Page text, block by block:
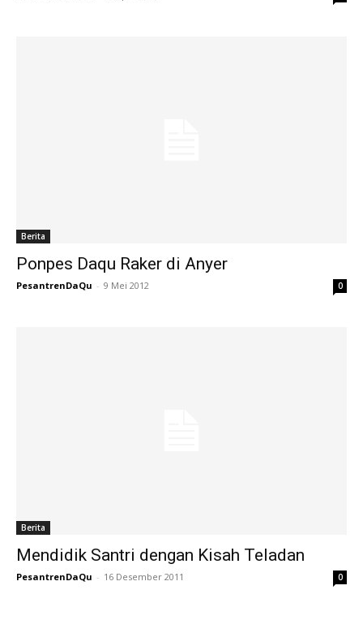
Berita
Ponpes Daqu Raker di Anyer
PesantrenDaQu - 9 Mei 2012 0
Berita
Mendidik Santri dengan Kisah Teladan
PesantrenDaQu - 16 Desember 2011 0